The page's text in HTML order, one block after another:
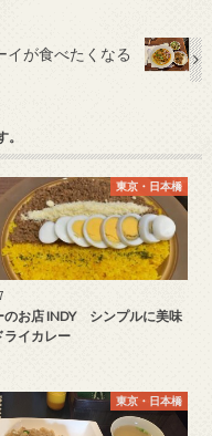
が食べたくなる
東京・日本橋
のお店 INDY シンプルに美味
ライカレー
東京・日本橋